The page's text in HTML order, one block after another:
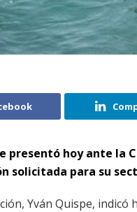
presentó hoy ante la
solicitada para su
Yván Quispe, indicó